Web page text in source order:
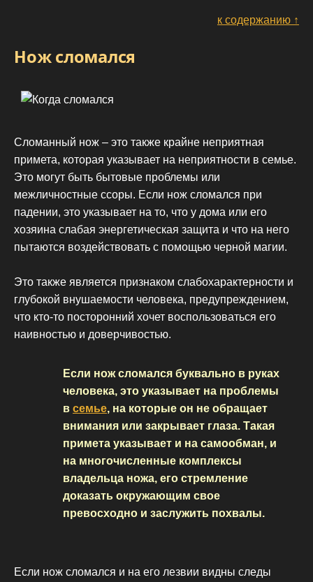
к содержанию ↑
Нож сломался
Сломанный нож – это также крайне неприятная
примета, которая указывает на неприятности в семье.
Это могут быть бытовые проблемы или
межличностные ссоры. Если нож сломался при
падении, это указывает на то, что у дома или его
хозяина слабая энергетическая защита и что на него
пытаются воздействовать с помощью черной магии.
Это также является признаком слабохарактерности и
глубокой внушаемости человека, предупреждением,
что кто-то посторонний хочет воспользоваться его
наивностью и доверчивостью.
Если нож сломался буквально в руках
человека, это указывает на проблемы
в семье, на которые он не обращает
внимания или закрывает глаза. Такая
примета указывает и на самообман, и
на многочисленные комплексы
владельца ножа, его стремление
доказать окружающим свое
превосходно и заслужить похвалы.
Если нож сломался и на его лезвии видны следы